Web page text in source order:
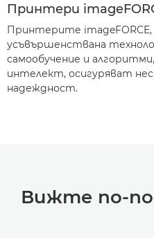
Принтери
Принтерите imageFORCE,
усъвършенствана
самообучение и
интелект, осигуряват
надеждност.
Вижте по-